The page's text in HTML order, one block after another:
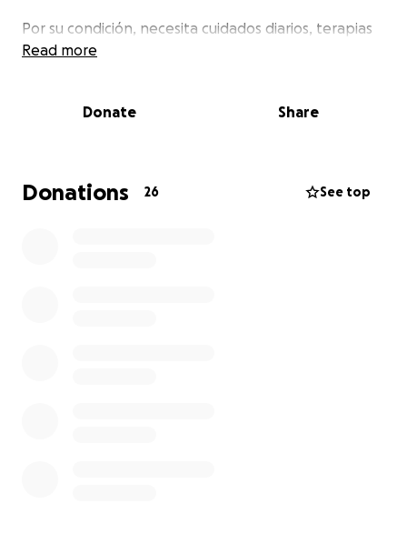
Por su condición, necesita cuidados diarios, terapias
constantes, pañales, alimentación especial y otros
está recibiendo los apoyos necesarios del Estado, y
Esta campaña busca brindarle un apoyo continuo
que le permita cubrir sus necesidades esenciales y
Read more
Donate Share
Donations 26 See top